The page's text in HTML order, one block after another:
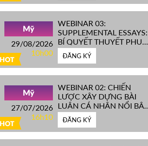
HOT
Mỹ
29/08/2026
10h00
WEBINAR 03:
SUPPLEMENTAL ESSAYS:
BÍ QUYẾT THUYẾT PHỤC
HỘI ĐỒNG TUYỂN SINH
ĐH TOP ĐẦU MỸ
ĐĂNG KÝ
HOT
Mỹ
27/07/2026
16h10
WEBINAR 02: CHIẾN
LƯỢC XÂY DỰNG BÀI
LUẬN CÁ NHÂN NỔI BẬT
CHINH PHỤC ĐH TOP
ĐẦU MỸ
ĐĂNG KÝ